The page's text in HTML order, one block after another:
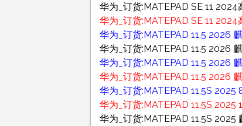
华为_订货:MATEPAD SE 11
华为_订货:MATEPAD SE 11
华为_订货:MATEPAD 11.5 2026
华为_订货:MATEPAD 11.5 2026
华为_订货:MATEPAD 11.5 2026
华为_订货:MATEPAD 11.5 2026
华为_订货:MATEPAD 11.5S
华为_订货:MATEPAD 11.5S
华为_订货:MATEPAD 11.5S